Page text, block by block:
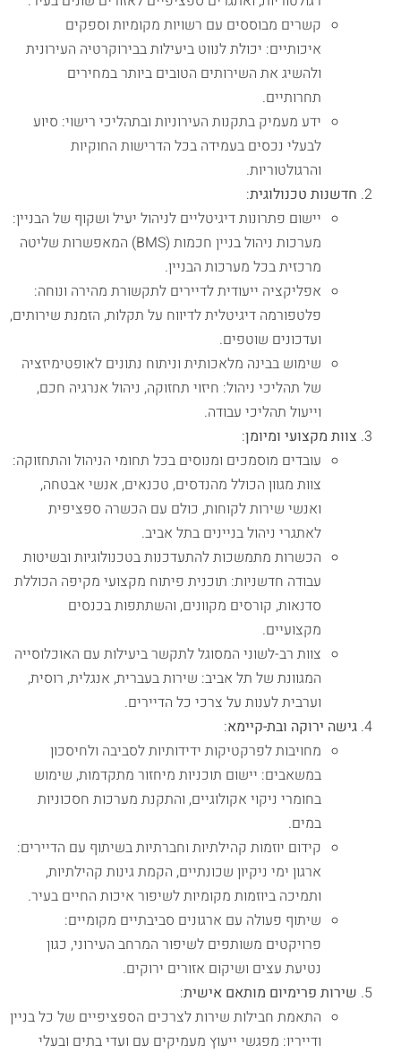
קשרים מבוססים עם רשויות מקומיות וספקים
איכותיים: יכולת לנווט ביעילות בבירוקרטיה העירונית
ולהשיג את השירותים הטובים ביותר במחירים
תחרותיים.
ידע מעמיק בתקנות העירוניות ובתהליכי רישוי: סיוע
לבעלי נכסים בעמידה בכל הדרישות החוקיות
והרגולטוריות.
חדשנות טכנולוגית:
יישום פתרונות דיגיטליים לניהול יעיל ושקוף של הבניין:
מערכות ניהול בניין חכמות (BMS) המאפשרות שליטה
מרכזית בכל מערכות הבניין.
אפליקציה ייעודית לדיירים לתקשורת מהירה ונוחה:
פלטפורמה דיגיטלית לדיווח על תקלות, הזמנת שירותים,
ועדכונים שוטפים.
שימוש בבינה מלאכותית וניתוח נתונים לאופטימיזציה
של תהליכי ניהול: חיזוי תחזוקה, ניהול אנרגיה חכם,
וייעול תהליכי עבודה.
צוות מקצועי ומיומן:
עובדים מוסמכים ומנוסים בכל תחומי הניהול והתחזוקה:
צוות מגוון הכולל מהנדסים, טכנאים, אנשי אבטחה,
ואנשי שירות לקוחות, כולם עם הכשרה ספציפית
לאתגרי ניהול בניינים בתל אביב.
הכשרות מתמשכות להתעדכנות בטכנולוגיות ובשיטות
עבודה חדשניות: תוכנית פיתוח מקצועי מקיפה הכוללת
סדנאות, קורסים מקוונים, והשתתפות בכנסים
מקצועיים.
צוות רב-לשוני המסוגל לתקשר ביעילות עם האוכלוסייה
המגוונת של תל אביב: שירות בעברית, אנגלית, רוסית,
וערבית לענות על צרכי כל הדיירים.
גישה ירוקה ובת-קיימא:
מחויבות לפרקטיקות ידידותיות לסביבה ולחיסכון
במשאבים: יישום תוכניות מיחזור מתקדמות, שימוש
בחומרי ניקוי אקולוגיים, והתקנת מערכות חסכוניות
במים.
קידום יוזמות קהילתיות וחברתיות בשיתוף עם הדיירים:
ארגון ימי ניקיון שכונתיים, הקמת גינות קהילתיות,
ותמיכה ביוזמות מקומיות לשיפור איכות החיים בעיר.
שיתוף פעולה עם ארגונים סביבתיים מקומיים:
פרויקטים משותפים לשיפור המרחב העירוני, כגון
נטיעת עצים ושיקום אזורים ירוקים.
שירות פרימיום מותאם אישית:
התאמת חבילות שירות לצרכים הספציפיים של כל בניין
ודייריו: מפגשי ייעוץ מעמיקים עם ועדי בתים ובעלי